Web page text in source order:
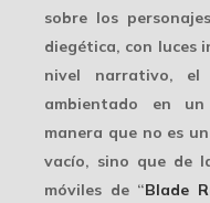
sobre los
diegética, con luces
nivel narrativo,
ambientado en
manera que no es
vacío, sino que de
móviles de “Blade